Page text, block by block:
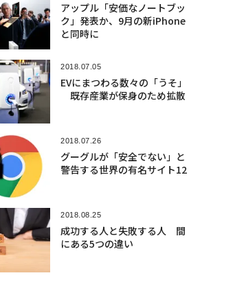
アップル「安価なノートブッ
ク」発表か、9月の新iPhone
と同時に
2018.07.05
EVにまつわる数々の「うそ」
既存産業が保身のため拡散
2018.07.26
グーグルが「安全でない」と
警告する世界の有名サイト12
2018.08.25
成功する人と失敗する人 間
にある5つの違い